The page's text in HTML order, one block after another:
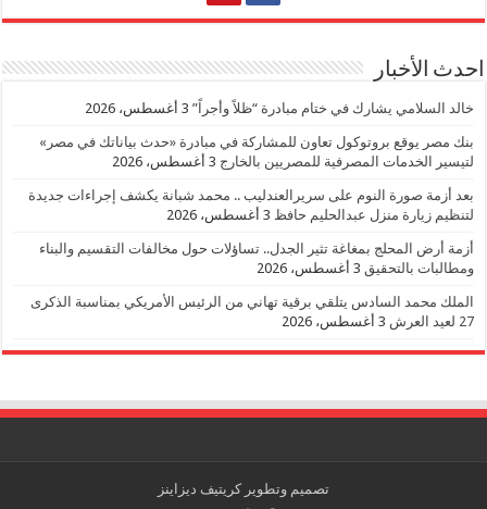
احدث الأخبار
خالد السلامي يشارك في ختام مبادرة “ظلاً وأجراً” 3 أغسطس، 2026
بنك مصر يوقع بروتوكول تعاون للمشاركة في مبادرة «حدث بياناتك في مصر»
لتيسير الخدمات المصرفية للمصريين بالخارج 3 أغسطس، 2026
بعد أزمة صورة النوم على سريرالعندليب .. محمد شبانة يكشف إجراءات جديدة
لتنظيم زيارة منزل عبدالحليم حافظ 3 أغسطس، 2026
أزمة أرض المحلج بمغاغة تثير الجدل.. تساؤلات حول مخالفات التقسيم والبناء
ومطالبات بالتحقيق 3 أغسطس، 2026
الملك محمد السادس يتلقي برقية تهاني من الرئيس الأمريكي بمناسبة الذكرى
27 لعيد العرش
3 أغسطس، 2026
تصميم وتطويركريتيف ديزاينز